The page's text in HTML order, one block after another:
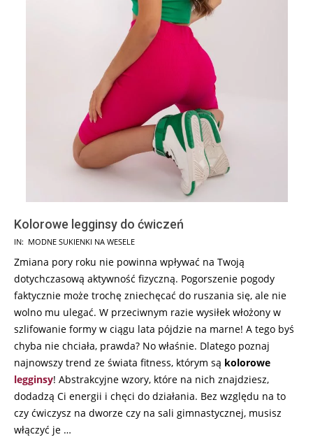
Kolorowe legginsy do ćwiczeń
2024-
05-
30
IN: MODNE SUKIENKI NA WESELE
Zmiana pory roku nie powinna wpływać na Twoją
dotychczasową aktywność fizyczną. Pogorszenie pogody
faktycznie może trochę zniechęcać do ruszania się, ale nie
wolno mu ulegać. W przeciwnym razie wysiłek włożony w
szlifowanie formy w ciągu lata pójdzie na marne! A tego byś
chyba nie chciała, prawda? No właśnie. Dlatego poznaj
najnowszy trend ze świata fitness, którym są kolorowe
legginsy! Abstrakcyjne wzory, które na nich znajdziesz,
dodadzą Ci energii i chęci do działania. Bez względu na to
czy ćwiczysz na dworze czy na sali gimnastycznej, musisz
włączyć je …